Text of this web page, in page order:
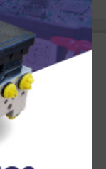
news/726-
fa-che-puo-